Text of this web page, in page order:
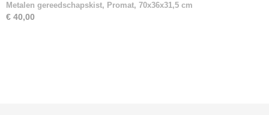
Metalen gereedschapskist, Promat, 70x36x31,5 cm
€ 40,00